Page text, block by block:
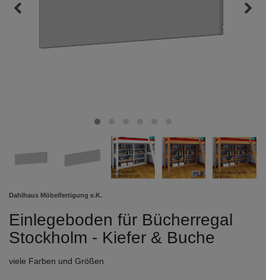
Dahlhaus Möbelfertigung e.K.
Einlegeboden für Bücherregal
Stockholm - Kiefer & Buche
viele Farben und Größen